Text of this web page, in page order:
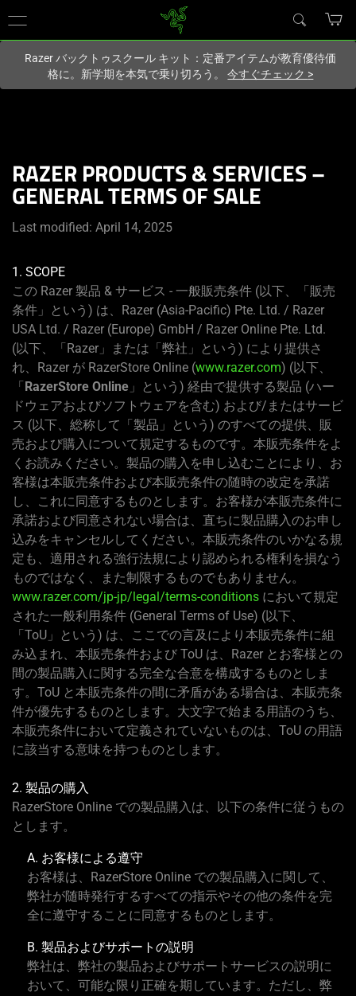
サイトにアクセスしています.
Razer バックトゥスクール キット：定番アイテムが教育優待価
格に。新学期を本気で乗り切ろう。今すぐチェック >
RAZER PRODUCTS & SERVICES –
GENERAL TERMS OF SALE
Last modified: April 14, 2025
1. SCOPE
この Razer 製品 & サービス - 一般販売条件 (以下、「販売
条件」という) は、Razer (Asia-Pacific) Pte. Ltd. / Razer
USA Ltd. / Razer (Europe) GmbH / Razer Online Pte. Ltd.
(以下、「Razer」または「弊社」という) により提供さ
れ、Razer が RazerStore Online (www.razer.com) (以下、
「RazerStore Online 」という) 経由で提供する製品 (ハー
ドウェアおよびソフトウェアを含む) および/またはサービ
ス (以下、総称して「製品」という) のすべての提供、販
売および購入について規定するものです。本販売条件をよ
くお読みください。製品の購入を申し込むことにより、お
客様は本販売条件および本販売条件の随時の改定を承諾
し、これに同意するものとします。お客様が本販売条件に
承諾および同意されない場合は、直ちに製品購入のお申し
込みをキャンセルしてください。本販売条件のいかなる規
定も、適用される強行法規により認められる権利を損なう
ものではなく、また制限するものでもありません。
www.razer.com/jp-jp/legal/terms-conditions において規定
された一般利用条件 (General Terms of Use) (以下、
「ToU」という) は、ここでの言及により本販売条件に組
み込まれ、本販売条件および ToU は、Razer とお客様との
間の製品購入に関する完全な合意を構成するものとしま
す。ToU と本販売条件の間に矛盾がある場合は、本販売条
件が優先するものとします。大文字で始まる用語のうち、
本販売条件において定義されていないものは、ToU の用語
に該当する意味を持つものとします。
2. 製品の購入
RazerStore Online での製品購入は、以下の条件に従うもの
とします。
A. お客様による遵守
お客様は、RazerStore Online での製品購入に関して、
弊社が随時発行するすべての指示やその他の条件を完
全に遵守することに同意するものとします。
B. 製品およびサポートの説明
弊社は、弊社の製品およびサポートサービスの説明に
おいて、可能な限り正確を期しています。ただし、弊